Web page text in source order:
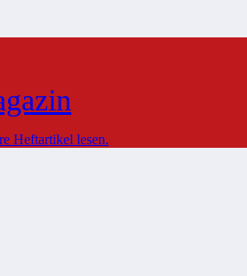
Heftartikel lesen.